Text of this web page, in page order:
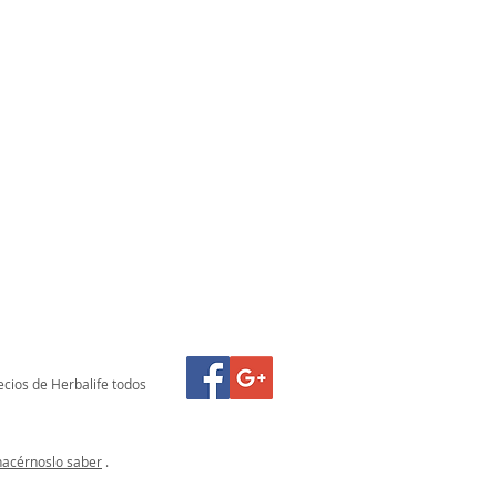
de Herbalife todos
saber .